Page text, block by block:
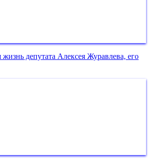
депутата Алексея Журавлева, его